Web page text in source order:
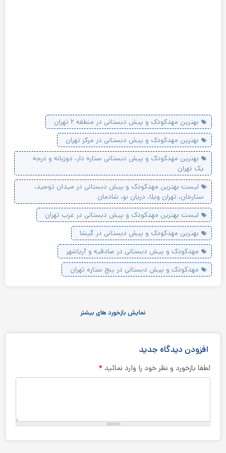
بهترین مهدکودک و پیش دبستانی در منطقه ۲ تهران
بهترین مهدکودک و پیش دبستانی در مرکز تهران
بهترین مهدکودک و پیش دبستانی ستاره دار، دوزبانه و درجه
یک تهران
لیست بهترین مهدکودک و پیش دبستانی در میدان توحید،
ستارخان، تهران ویلا، دریان نو، شادمان
لیست بهترین مهدکودک و پیش دبستانی در غرب تهران
بهترین مهدکودک و پیش دبستانی در گیشا
مهدکودک و پیش دبستانی در صادقیه و آریاشهر
مهدکودک و پیش دبستانی در پنج ستاره تهران
نمایش بازخورد های بیشتر
افزودن دیدگاه جدید
لطفا بازخورد و نظر خود را وارد نمائید *